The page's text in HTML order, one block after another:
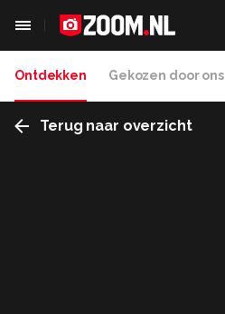
Ontdekken Gekozen door ons
Terug naar overzicht